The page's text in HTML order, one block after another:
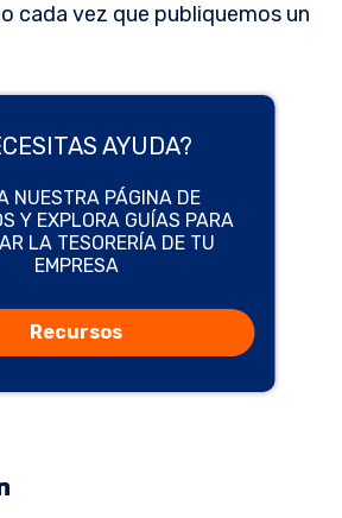
cada vez que publiquemos un
AYUDA?
NUESTRA PÁGINA DE
Y EXPLORA GUÍAS PARA
LA TESORERÍA DE TU
EMPRESA
Recursos